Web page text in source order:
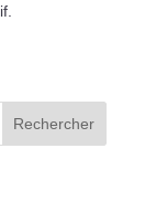
Rechercher